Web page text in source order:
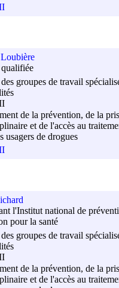
groupes de travail
de la prévention, de la
et de l'accès au
usagers de drogues
l'Institut national de
pour la santé
groupes de travail
de la prévention, de la
et de l'accès au